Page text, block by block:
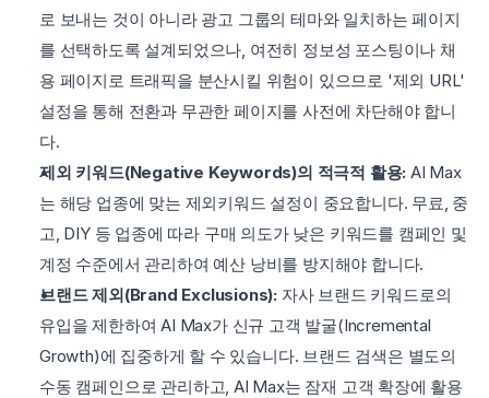
로 보내는 것이 아니라 광고 그룹의 테마와 일치하는 페이지
를 선택하도록 설계되었으나, 여전히 정보성 포스팅이나 채
용 페이지로 트래픽을 분산시킬 위험이 있으므로 '제외 URL'
설정을 통해 전환과 무관한 페이지를 사전에 차단해야 합니
다.
제외 키워드(Negative Keywords)의 적극적 활용: AI Max
는 해당 업종에 맞는 제외키워드 설정이 중요합니다. 무료, 중
고, DIY 등 업종에 따라 구매 의도가 낮은 키워드를 캠페인 및
계정 수준에서 관리하여 예산 낭비를 방지해야 합니다.
브랜드 제외(Brand Exclusions): 자사 브랜드 키워드로의
유입을 제한하여 AI Max가 신규 고객 발굴(Incremental
Growth)에 집중하게 할 수 있습니다. 브랜드 검색은 별도의
수동 캠페인으로 관리하고, AI Max는 잠재 고객 확장에 활용